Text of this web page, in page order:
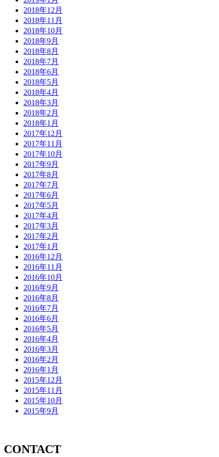
2018年12月
2018年11月
2018年10月
2018年9月
2018年8月
2018年7月
2018年6月
2018年5月
2018年4月
2018年3月
2018年2月
2018年1月
2017年12月
2017年11月
2017年10月
2017年9月
2017年8月
2017年7月
2017年6月
2017年5月
2017年4月
2017年3月
2017年2月
2017年1月
2016年12月
2016年11月
2016年10月
2016年9月
2016年8月
2016年7月
2016年6月
2016年5月
2016年4月
2016年3月
2016年2月
2016年1月
2015年12月
2015年11月
2015年10月
2015年9月
CONTACT